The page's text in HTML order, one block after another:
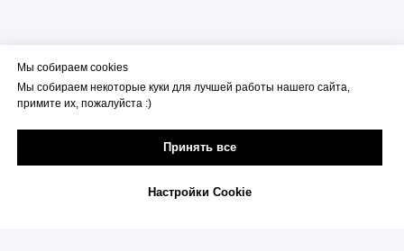
Комсомольская, д. 5, кв. 7
Мы собираем cookies
Мы собираем некоторые куки для лучшей работы нашего сайта,
примите их, пожалуйста :)
Принять все
Настройки Cookie